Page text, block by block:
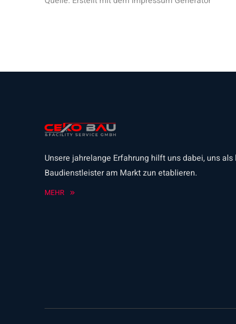
Unsere jahrelange Erfahrung hilft uns dabei, uns
Baudienstleister am Markt zun etablieren.
MEHR